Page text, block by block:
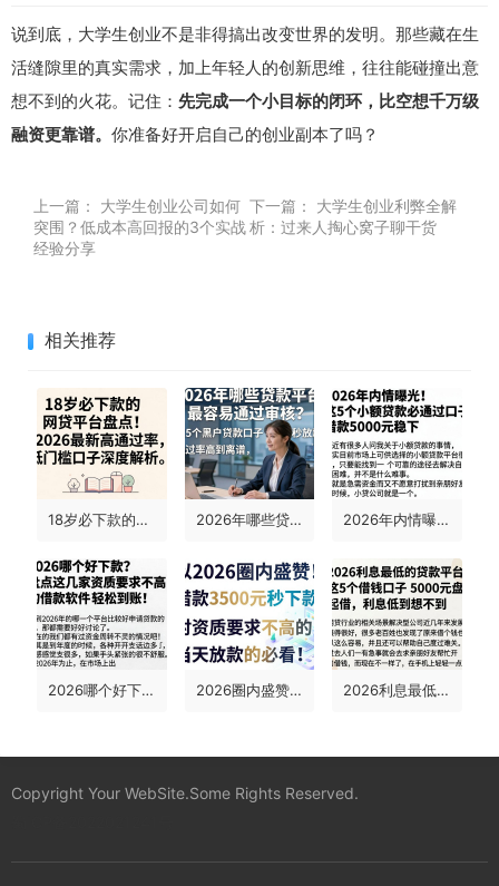
说到底，大学生创业不是非得搞出改变世界的发明。那些藏在生
活缝隙里的真实需求，加上年轻人的创新思维，往往能碰撞出意
想不到的火花。记住： 先完成一个小目标的闭环，比空想千万级
融资更靠谱。 你准备好开启自己的创业副本了吗？
上一篇：
大学生创业公司如何
突围？低成本高回报的3个实战
经验分享
下一篇：
大学生创业利弊全解
析：过来人掏心窝子聊干货
相关推荐
18岁必下款的网贷平台盘点！2026最新高通过率低门槛口子深度解析 2026年哪些贷款平台最容易通过审核？这5个黑户贷款口子秒放款，通过率高到离谱！ 2026年内情曝光！这5个小额贷款必通过口子，借款5000元稳下
2026哪个好下款？盘点这几家资质要求不高的借款软件，轻松到账！ 2026圈内盛赞！这5个借款3500元秒下款、对资质要求不高的当天放款的贷款软件，必看！ 2026利息最低的贷款平台盘点！这5个借钱口子5000元起借，利息低到想不到
Copyright Your WebSite.Some Rights Reserved.